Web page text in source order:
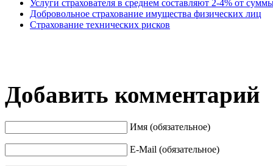
Услуги страхователя в среднем составляют 2-4% от
Добровольное страхование имущества физических лиц
Страхование технических рисков
Добавить комментарий
Имя (обязательное)
E-Mail (обязательное)